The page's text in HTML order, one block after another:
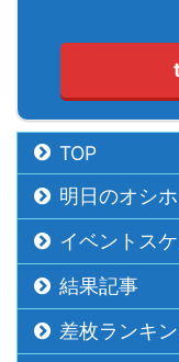
TOP
明日のオシ
イベントス
結果記事
差枚ランキ